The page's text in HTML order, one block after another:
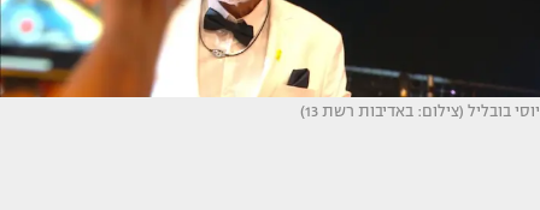
יוסי בובליל (צילום: באדיבות רשת 13)